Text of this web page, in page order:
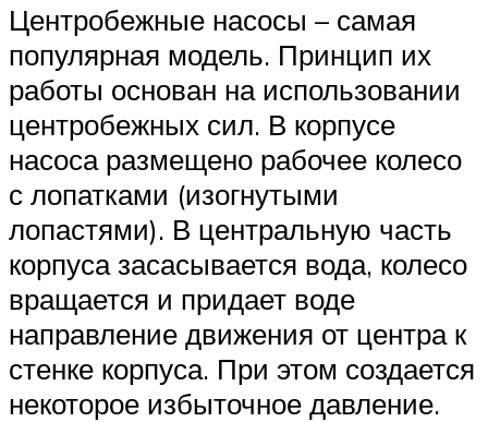
Центробежные насосы – самая
популярная модель. Принцип их
работы основан на использовании
центробежных сил. В корпусе
насоса размещено рабочее колесо
с лопатками (изогнутыми
лопастями). В центральную часть
корпуса засасывается вода, колесо
вращается и придает воде
направление движения от центра к
стенке корпуса. При этом создается
некоторое избыточное давление.